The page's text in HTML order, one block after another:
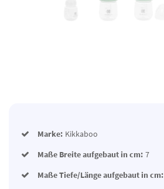
Marke: Kikkaboo
Maße Breite aufgebaut in cm: 7
Maße Tiefe/Länge aufgebaut in cm: